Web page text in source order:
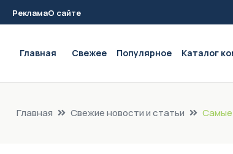
РекламаО сайте
Главная Свежее Популярное Каталог
Главная Свежие новости и статьи Самые